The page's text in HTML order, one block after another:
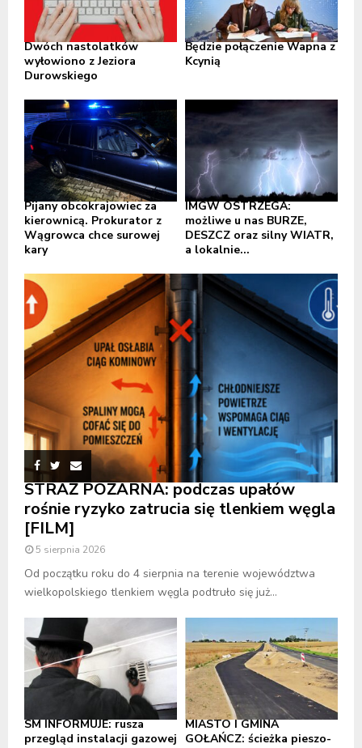
Dwóch nastolatków
wyłowiono z Jeziora
Durowskiego
Będzie połączenie Wapna z
Kcynią
Pijany obcokrajowiec za
kierownicą. Prokurator z
Wągrowca chce surowej
kary
IMGW OSTRZEGA:
możliwe u nas BURZE,
DESZCZ oraz silny WIATR,
a lokalnie...
STRAŻ POŻARNA: podczas upałów
rośnie ryzyko zatrucia się tlenkiem węgla
[FILM]
5 sierpnia 2026
Od początku roku do 4 sierpnia na terenie województwa
wielkopolskiego tlenkiem węgla podtruło się już...
SM INFORMUJE: rusza
przegląd instalacji gazowej
MIASTO I GMINA
GOŁAŃCZ: ścieżka pieszo-